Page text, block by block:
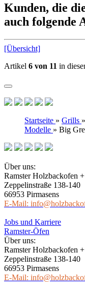
Kunden, die
auch folgende
[Übersicht]
Artikel 6 von 11 in
Startseite » Grills »
Modelle » Big
Über uns:
Ramster Holzbackofen
Zeppelinstraße 138-140
66953 Pirmasens
E-Mail:
Jobs und Karriere
Ramster-Öfen
Über uns:
Ramster Holzbackofen
Zeppelinstraße 138-140
66953 Pirmasens
E-Mail: